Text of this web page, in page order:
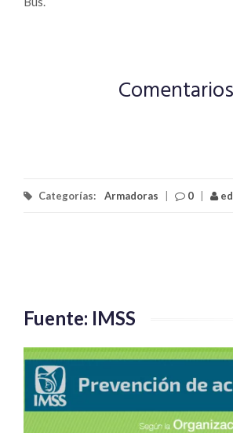
Comentarios
Categorías: Armadoras 0
Fuente: IMSS